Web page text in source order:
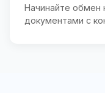
Начинайте обмен
документами с